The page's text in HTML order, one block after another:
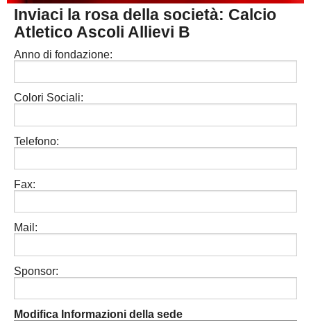
PESARO URBINO
PROMOZIONE
3^ CATEGORIA
DIRETTA
Inviaci la rosa della società: Calcio
Atletico Ascoli Allievi B
Anno di fondazione:
Colori Sociali:
Telefono:
Fax:
Mail:
Sponsor:
Modifica Informazioni della sede